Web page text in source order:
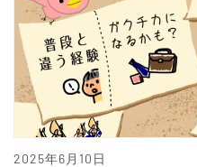
2025年6月10日